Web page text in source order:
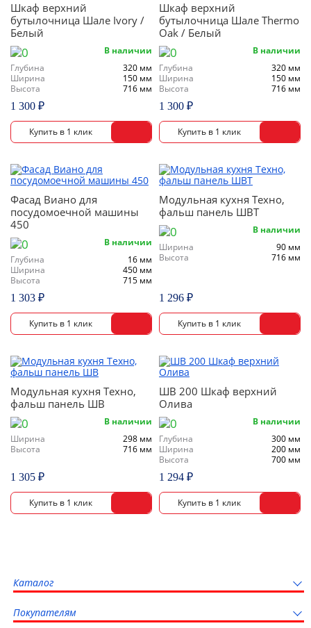
Шкаф верхний
бутылочница Шале Ivory /
Белый
В наличии
Глубина
320 мм
Ширина
150 мм
Высота
716 мм
1 300 ₽
Шкаф верхний
бутылочница Шале Thermo
Oak / Белый
В наличии
Глубина
320 мм
Ширина
150 мм
Высота
716 мм
1 300 ₽
Фасад Виано для
посудомоечной машины
450
В наличии
Глубина
16 мм
Ширина
450 мм
Высота
715 мм
1 303 ₽
Модульная кухня Техно,
фальш панель ШВТ
В наличии
Ширина
90 мм
Высота
716 мм
1 296 ₽
Модульная кухня Техно,
фальш панель ШВ
В наличии
Ширина
298 мм
Высота
716 мм
1 305 ₽
ШВ 200 Шкаф верхний
Олива
В наличии
Глубина
300 мм
Ширина
200 мм
Высота
700 мм
1 294 ₽
Каталог
Покупателям